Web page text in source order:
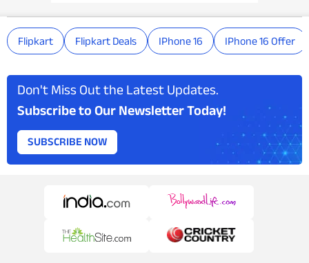
Flipkart Flipkart Deals IPhone 16 IPhone 16 Offer
Don't Miss Out the Latest Updates.
Subscribe to Our Newsletter Today!
SUBSCRIBE NOW